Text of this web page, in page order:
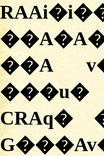
��A
���u�
CRAq�